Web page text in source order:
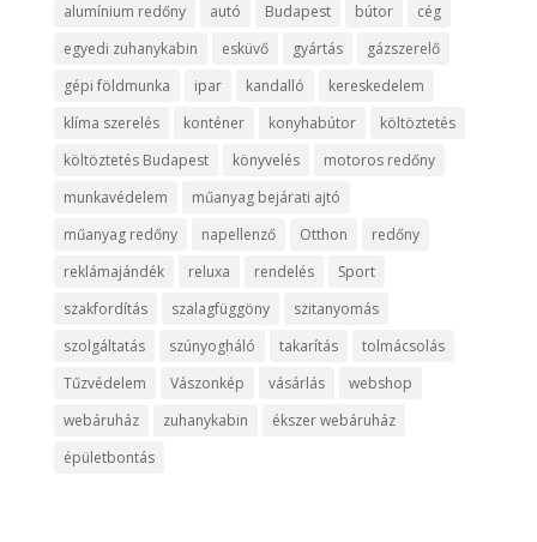
alumínium redőny autó Budapest bútor
cég
egyedi zuhanykabin
esküvő gyártás
gázszerelő
gépi földmunka
ipar kandalló
kereskedelem
klíma szerelés
konténer konyhabútor
költöztetés
költöztetés Budapest
könyvelés
motoros redőny
munkavédelem
műanyag bejárati ajtó
műanyag redőny
napellenző Otthon
redőny
reklámajándék
reluxa rendelés
Sport
szakfordítás
szalagfüggöny
szitanyomás
szolgáltatás
szúnyogháló takarítás
tolmácsolás
Tűzvédelem
Vászonkép vásárlás
webshop
webáruház
zuhanykabin
ékszer webáruház
épületbontás